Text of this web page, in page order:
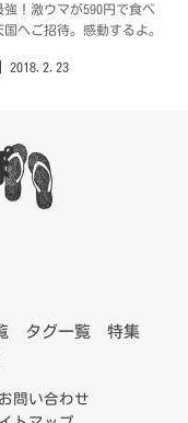
強！激ウマが590円で食べ
国へご招待。感動するよ。
2018.2.23
タグ一覧
特集
お問い合わせ